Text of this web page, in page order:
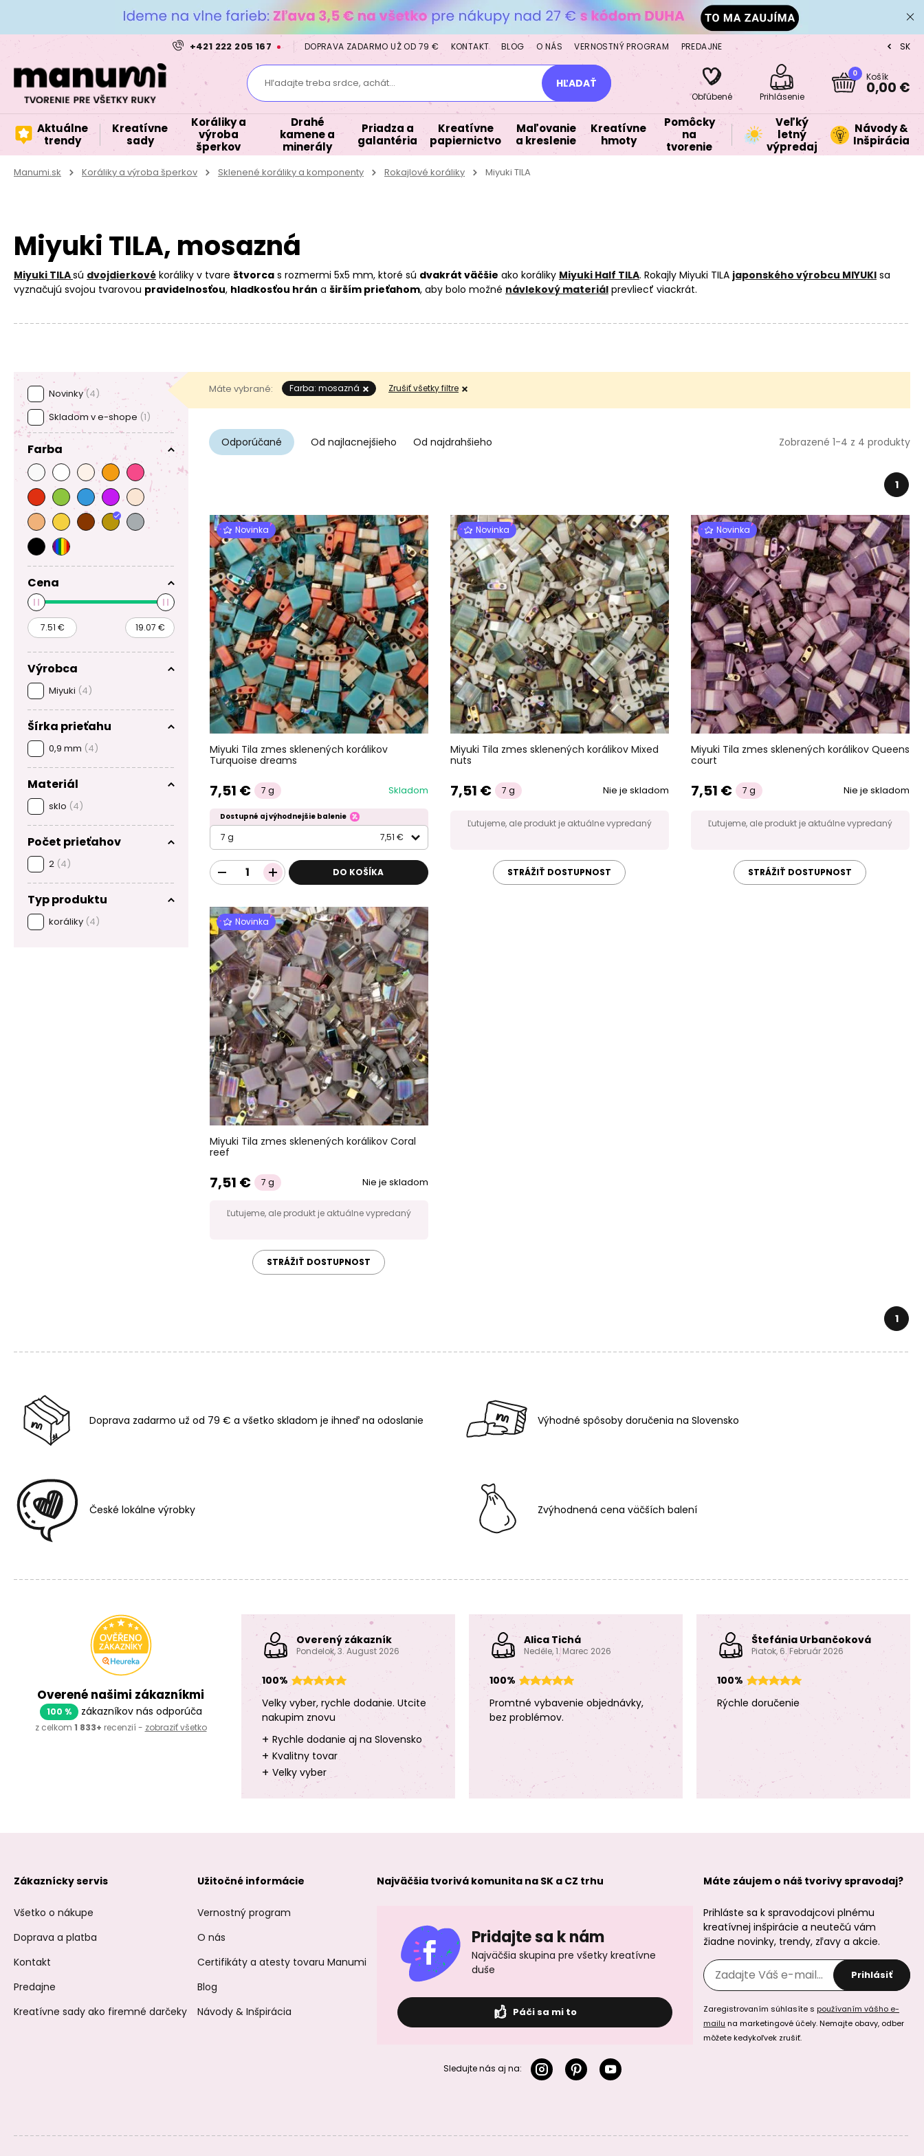
+421 222 205 167 DOPRAVA ZADARMO UŽ OD 79 € KONTAKT BLOG O NÁS VERNOSTNÝ PROGRAM PREDAJNE CZ
SK
Hľadajte treba srdce, achát... HĽADAŤ
Obľúbené Prihlásenie
0 Košík
0,00 €
Aktuálne
trendy
Kreatívne
sady
Koráliky a
výroba
šperkov
Drahé
kamene a
minerály
Priadza a
galantéria
Kreatívne
papiernictvo
Maľovanie
a kreslenie
Kreatívne
hmoty
Pomôcky
na
tvorenie
Veľký
letný
výpredaj
Návody &
Inšpirácia
Manumi.sk Koráliky a výroba šperkov Sklenené koráliky a komponenty Rokajlové koráliky Miyuki TILA
Miyuki TILA, mosazná
Miyuki TILAsú dvojdierkové koráliky v tvare štvorca s rozmermi 5x5 mm, ktoré sú dvakrát väčšie ako koráliky Miyuki Half TILA. Rokajly Miyuki TILA japonského výrobcu MIYUKI sa
vyznačujú svojou tvarovou pravidelnosťou, hladkosťou hrán a širším prieťahom, aby bolo možné návlekový materiál prevliecť viackrát.
Novinky(4)
Skladom v e-shope (1)
Farba
Cena
Výrobca
Miyuki (4)
Šírka prieťahu
0,9 mm (4)
Materiál
sklo (4)
Počet prieťahov
2 (4)
Typ produktu
koráliky (4)
Máte vybrané: Farba: mosazná Zrušiť všetky filtre
Odporúčané Od najlacnejšieho Od najdrahšieho Zobrazené 1-4 z 4 produkty
1
Novinka
Miyuki Tila zmes sklenených korálikov
Turquoise dreams
7,51 € 7 g Skladom
Dostupné aj výhodnejšie balenie
7 g 7,51 €
DO KOŠÍKA
Novinka
Miyuki Tila zmes sklenených korálikov Mixed
nuts
7,51 € 7 g Nie je skladom
Ľutujeme, ale produkt je aktuálne vypredaný
STRÁŽIŤ DOSTUPNOST
Novinka
Miyuki Tila zmes sklenených korálikov Queens
court
7,51 € 7 g Nie je skladom
Ľutujeme, ale produkt je aktuálne vypredaný
STRÁŽIŤ DOSTUPNOST
Novinka
Miyuki Tila zmes sklenených korálikov Coral
reef
7,51 € 7 g Nie je skladom
Ľutujeme, ale produkt je aktuálne vypredaný
STRÁŽIŤ DOSTUPNOST
1
Doprava zadarmo už od 79 € a všetko skladom je ihneď na odoslanie Výhodné spôsoby doručenia na Slovensko
České lokálne výrobky Zvýhodnená cena väčších balení
Overené našimi zákazníkmi
100 % zákazníkov nás odporúča
z celkom 1 833+ recenzií - zobraziť všetko
Overený zákazník
Pondelok, 3. August 2026
100%
Velky vyber, rychle dodanie. Utcite
nakupim znovu
+ Rychle dodanie aj na Slovensko
+ Kvalitny tovar
+ Velky vyber
Alica Tichá
Neděle, 1. Marec 2026
100%
Promtné vybavenie objednávky,
bez problémov.
Štefánia Urbančoková
Piatok, 6. Február 2026
100%
Rýchle doručenie
Zákaznícky servis
Všetko o nákupe
Doprava a platba
Kontakt
Predajne
Kreatívne sady ako firemné darčeky
Užitočné informácie
Vernostný program
O nás
Certifikáty a atesty tovaru Manumi
Blog
Návody & Inšpirácia
Najväčšia tvorivá komunita na SK a CZ trhu
Pridajte sa k nám
Najväčšia skupina pre všetky kreatívne
duše
Páči sa mi to
Sledujte nás aj na:
Máte záujem o náš tvorivy spravodaj?
Prihláste sa k spravodajcovi plnému
kreatívnej inšpirácie a neutečú vám
žiadne novinky, trendy, zľavy a akcie.
Prihlásiť
Zaregistrovaním súhlasíte s používaním vášho e-
mailu na marketingové účely. Nemajte obavy, odber
môžete kedykoľvek zrušiť.